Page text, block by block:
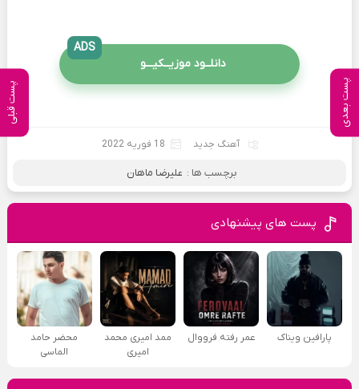
پست بعدی پست قبلی
دانلــود موزیــکیـــو
ADS
آهنگ جدید 18 فوریه 2022
برچسب ها : علیرضا ماهان
پست های پیشنهادی
پارافين ویناک عمر رفته فرووال
ممد امیری محمد
امیری
محضر حامد
الماسی